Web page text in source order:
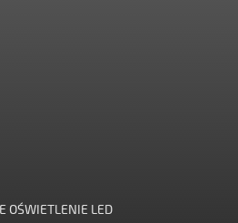
OŚWIETLENIE LED